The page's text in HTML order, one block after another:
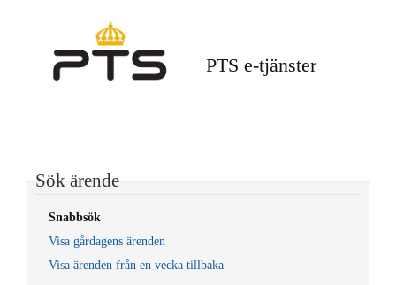
PTS e-tjänster
Sök ärende
Snabbsök
Visa gårdagens ärenden
Visa ärenden från en vecka tillbaka